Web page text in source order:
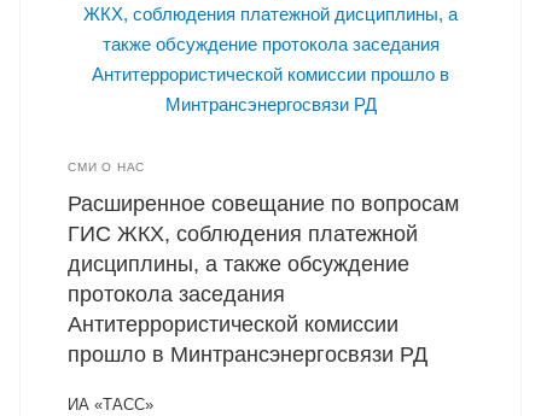
СМИ О НАС
Расширенное совещание по вопросам
ГИС ЖКХ, соблюдения платежной
дисциплины, а также обсуждение
протокола заседания
Антитеррористической комиссии
прошло в Минтрансэнергосвязи РД
ИА «ТАСС»